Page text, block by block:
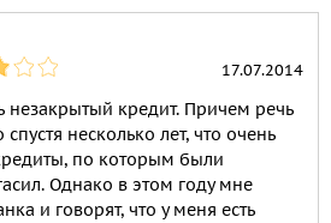
17.07.2014
незакрытый кредит. Причем речь
несколько лет, что очень
по которым были
Однако в этом году мне
и говорят, что у меня есть